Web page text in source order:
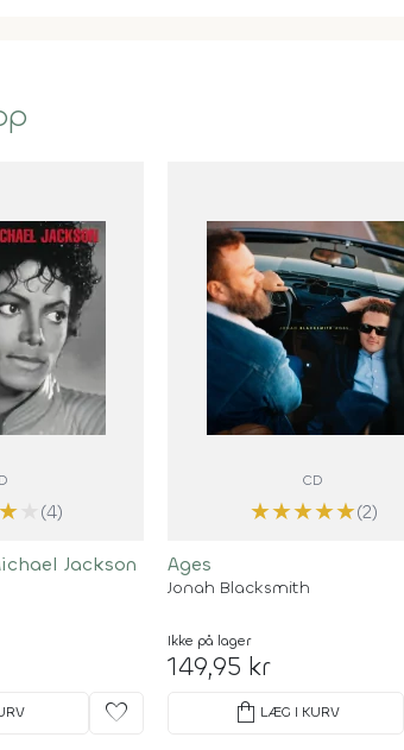
★ (4)
Jackson
favorite
CD
★★★★★(2)
Ages
Jonah Blacksmith
Ikke på lager
149,95 kr
shopping_bag LÆG I KURV